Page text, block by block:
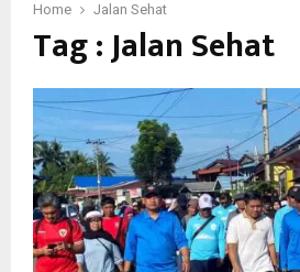
Home Jalan Sehat
Tag : Jalan Sehat